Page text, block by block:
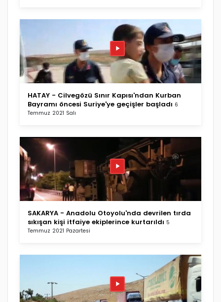
HATAY - Cilvegözü Sınır Kapısı'ndan Kurban
Bayramı öncesi Suriye'ye geçişler başladı 6
Temmuz 2021 Salı
SAKARYA - Anadolu Otoyolu'nda devrilen tırda
sıkışan kişi itfaiye ekiplerince kurtarıldı 5
Temmuz 2021 Pazartesi